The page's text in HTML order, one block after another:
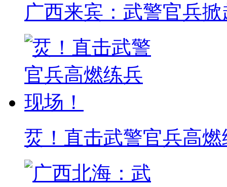
广西来宾：武警官兵
烎！直击武警官兵高